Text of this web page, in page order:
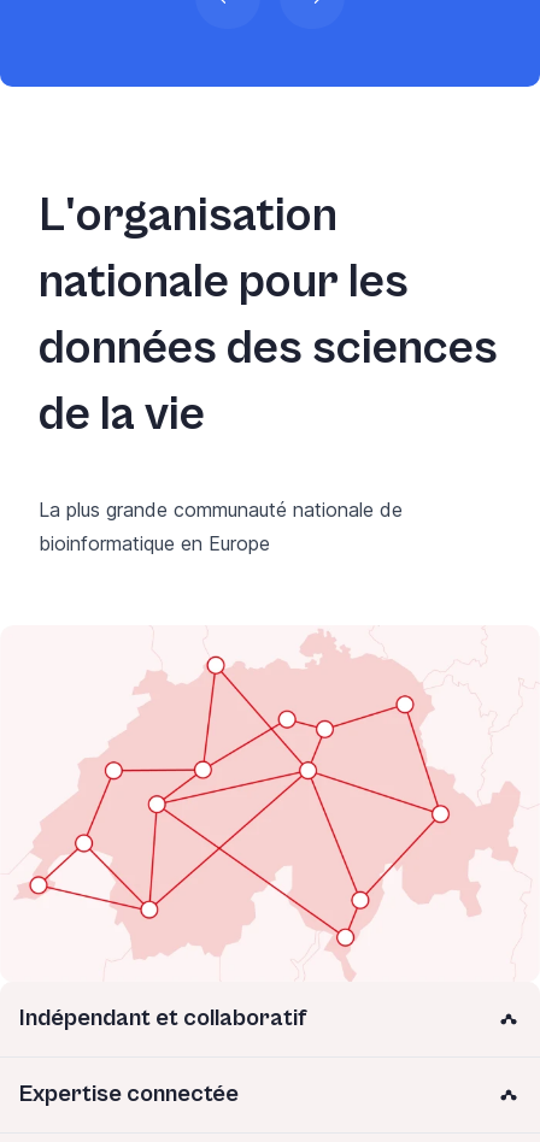
L'organisation
nationale pour les
données des sciences
de la vie
La plus grande communauté nationale de
bioinformatique en Europe
Indépendant et collaboratif
Expertise connectée